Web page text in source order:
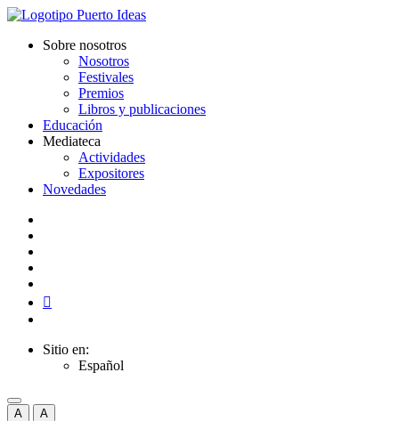
Sobre nosotros
Nosotros
Festivales
Premios
Libros y publicaciones
Educación
Mediateca
Actividades
Expositores
Novedades
Sitio en:
Español
A A